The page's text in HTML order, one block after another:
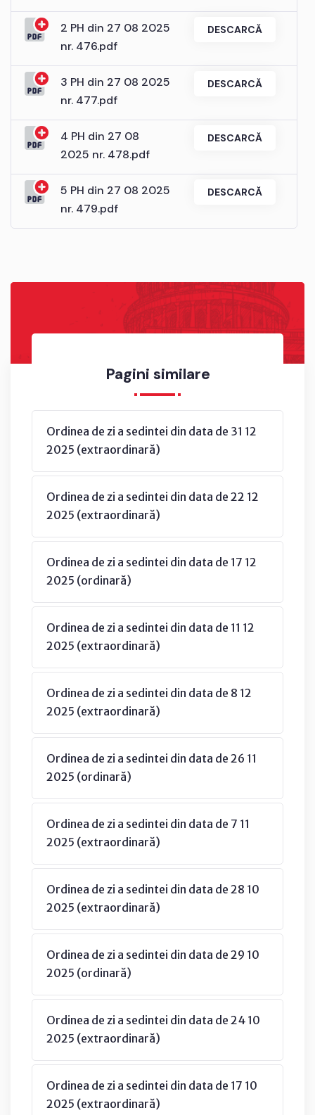
Pagini similare
Ordinea de zi a sedintei din data de 31 12
2025 (extraordinară)
Ordinea de zi a sedintei din data de 22 12
2025 (extraordinară)
Ordinea de zi a sedintei din data de 17 12
2025 (ordinară)
Ordinea de zi a sedintei din data de 11 12
2025 (extraordinară)
Ordinea de zi a sedintei din data de 8 12
2025 (extraordinară)
Ordinea de zi a sedintei din data de 26 11
2025 (ordinară)
Ordinea de zi a sedintei din data de 7 11
2025 (extraordinară)
Ordinea de zi a sedintei din data de 28 10
2025 (extraordinară)
Ordinea de zi a sedintei din data de 29 10
2025 (ordinară)
Ordinea de zi a sedintei din data de 24 10
2025 (extraordinară)
Ordinea de zi a sedintei din data de 17 10
2025 (extraordinară)
2 PH din 27 08 2025
nr. 476.pdf
DESCARCĂ
3 PH din 27 08 2025
nr. 477.pdf
DESCARCĂ
4 PH din 27 08
2025 nr. 478.pdf
DESCARCĂ
5 PH din 27 08 2025
nr. 479.pdf
DESCARCĂ